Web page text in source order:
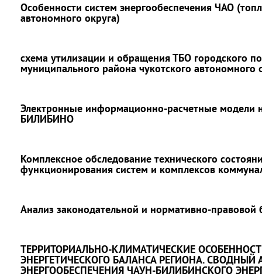
Особенности систем энергообеспечения ЧАО
автономного округа)
схема утилизации и обращения ТБО городского
муниципального района чукотского автономного
Электронные информационно-расчетные модели
БИЛИБИНО
Комплексное обследование технического
функционирования систем и комплексов
Анализ законодательной и нормативно-
ТЕРРИТОРИАЛЬНО-КЛИМАТИЧЕСКИЕ
ЭНЕРГЕТИЧЕСКОГО БАЛАНСА РЕГИОНА.
ЭНЕРГООБЕСПЕЧЕНИЯ ЧАУН-БИЛИБИНСКОГО